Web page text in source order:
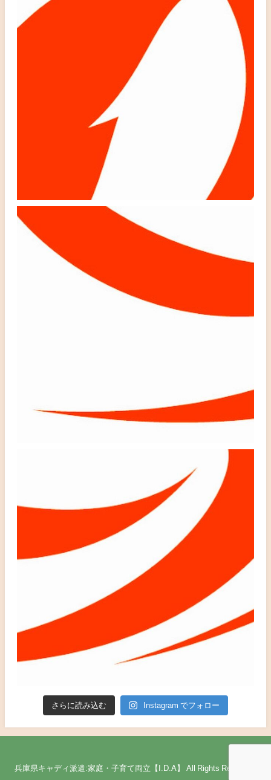
さらに読み込む Instagram でフォロー
兵庫県キャディ派遣:家庭・子育て両立【I.D.A】 All Rights Reserved.